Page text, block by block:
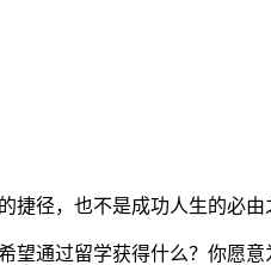
径，也不是成功人生的必由
通过留学获得什么？你愿意